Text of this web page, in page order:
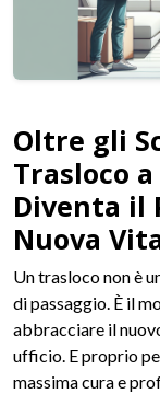
Oltre gli
Trasloco
Diventa il
Nuova
Un trasloco non è
di passaggio. È il
abbracciare il
ufficio. E proprio
massima cura e